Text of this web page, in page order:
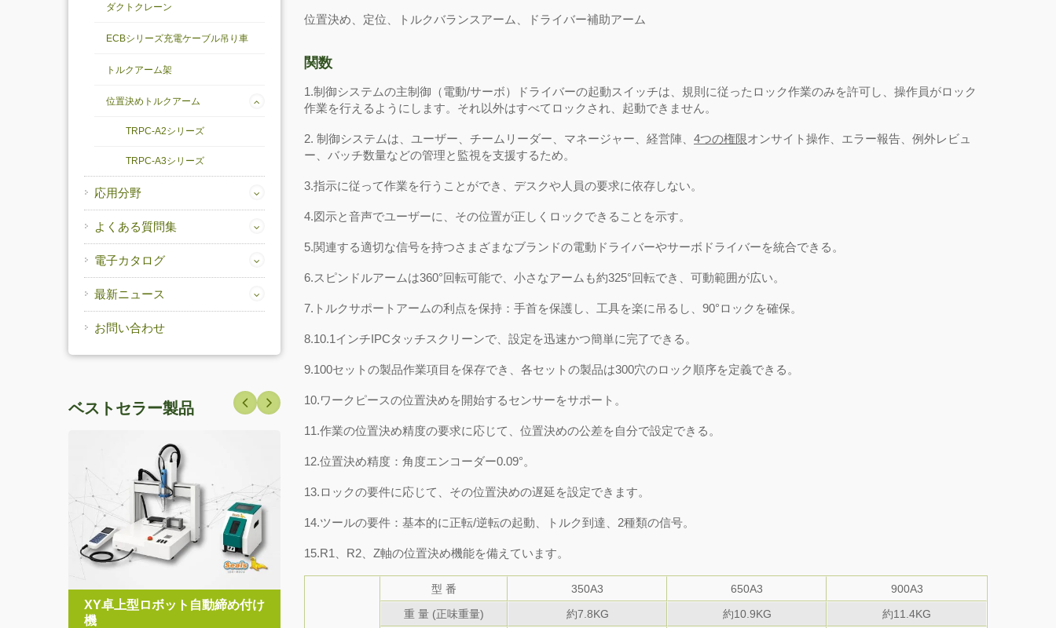
ダクトクレーン
ECBシリーズ充電ケーブル吊り車
トルクアーム架
位置決めトルクアーム
TRPC-A2シリーズ
TRPC-A3シリーズ
応用分野
よくある質問集
電子カタログ
最新ニュース
お問い合わせ
ベストセラー製品
XY卓上型ロボット自動締め付け
機
TRPC A3シリーズ 位置決めト
CL-A3 デジタル管理システム
XY卓上型ロボット自動締め付け
位置決め、定位、トルクバランスアーム、ドライバー補助アーム
関数
1.制御システムの主制御（電動/サーボ）ドライバーの起動スイッチは、規則に従ったロック作業のみを許可し、操作員がロック
作業を行えるようにします。それ以外はすべてロックされ、起動できません。
2. 制御システムは、ユーザー、チームリーダー、マネージャー、経営陣、 4つの権限オンサイト操作、エラー報告、例外レビュ
ー、バッチ数量などの管理と監視を支援するため。
3.指示に従って作業を行うことができ、デスクや人員の要求に依存しない。
4.図示と音声でユーザーに、その位置が正しくロックできることを示す。
5.関連する適切な信号を持つさまざまなブランドの電動ドライバーやサーボドライバーを統合できる。
6.スピンドルアームは360°回転可能で、小さなアームも約325°回転でき、可動範囲が広い。
7.トルクサポートアームの利点を保持：手首を保護し、工具を楽に吊るし、90°ロックを確保。
8.10.1インチIPCタッチスクリーンで、設定を迅速かつ簡単に完了できる。
9.100セットの製品作業項目を保存でき、各セットの製品は300穴のロック順序を定義できる。
10.ワークピースの位置決めを開始するセンサーをサポート。
11.作業の位置決め精度の要求に応じて、位置決めの公差を自分で設定できる。
12.位置決め精度：角度エンコーダー0.09°。
13.ロックの要件に応じて、その位置決めの遅延を設定できます。
14.ツールの要件：基本的に正転/逆転の起動、トルク到達、2種類の信号。
15.R1、R2、Z軸の位置決め機能を備えています。
型 番 350A3 650A3
900A3
重 量 (正味重量)
約7.8KG 約10.9KG
約11.4KG